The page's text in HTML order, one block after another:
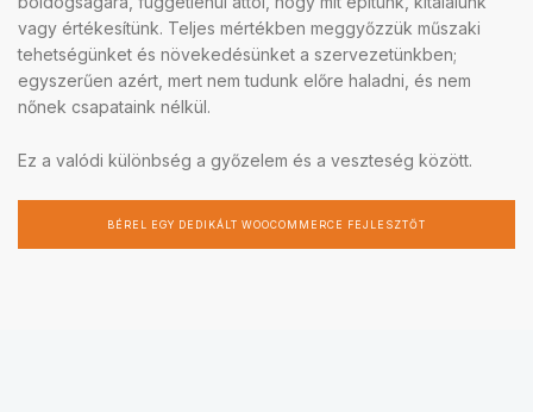
vagy értékesítünk. Teljes mértékben meggyőzzük műszaki
tehetségünket és növekedésünket a szervezetünkben;
egyszerűen azért, mert nem tudunk előre haladni, és nem
nőnek csapataink nélkül.
Ez a valódi különbség a győzelem és a veszteség között.
BÉREL EGY DEDIKÁLT WOOCOMMERCE FEJLESZTŐT